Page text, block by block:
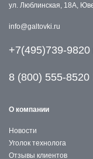
ул. Люблинская, 18А,
info@galtovki.ru
+7(495)739-
8 (800) 555-8520
О компании
Новости
Уголок технолога
Отзывы клиентов